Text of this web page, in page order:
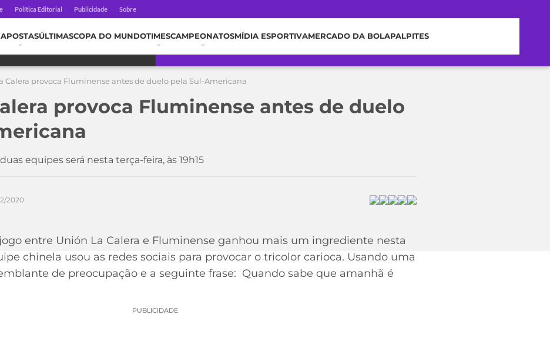
Política Editorial Publicidade Sobre
APOSTASÚLTIMASCOPA DO MUNDOTIMESCAMPEONATOSMÍDIA ESPORTIVAMERCADO DA BOLAPALPITES
Calera provoca Fluminense antes de duelo pela Sul-Americana
provoca Fluminense antes de duelo
equipes será nesta terça-feira, às 19h15
2020
entre Unión La Calera e Fluminense ganhou mais um ingrediente nesta
chinela usou as redes sociais para provocar o tricolor carioca. Usando uma
de preocupação e a seguinte frase: Quando sabe que amanhã é
PUBLICIDADE